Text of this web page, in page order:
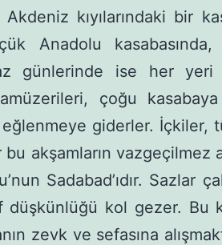
kıyılarındaki bir
Anadolu
günlerinde ise her yeri
çoğu
eğlenmeye giderler.
akşamların vazgeçilmez
Sadabad’ıdır. Sazlar
kol gezer. Bu
zevk ve sefasına